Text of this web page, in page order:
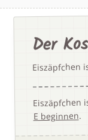
Der
Eiszäpfchen
Eiszäpfchen
E beginnen.